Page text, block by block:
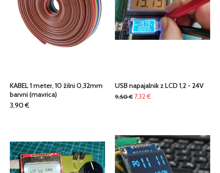
KABEL 1 meter, 10 žilni 0,32mm
barvni (mavrica)
3,90€
USB napajalnik z LCD 1,2 - 24V
9,50€ Izvirna
9,50 €.
7,32€